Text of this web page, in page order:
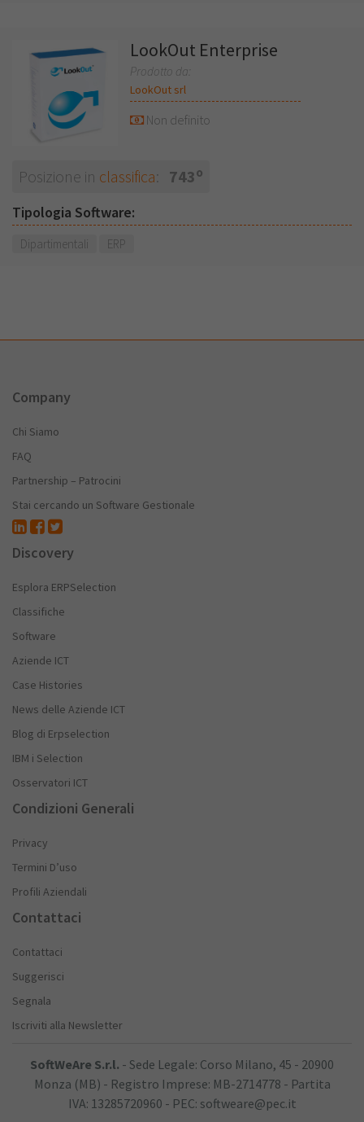
LookOut Enterprise
Prodotto da:
LookOut srl
Non definito
Posizione in classifica: 743o
Tipologia Software:
Dipartimentali ERP
Company
Chi Siamo
FAQ
Partnership – Patrocini
Stai cercando un Software Gestionale
Discovery
Esplora ERPSelection
Classifiche
Software
Aziende ICT
Case Histories
News delle Aziende ICT
Blog di Erpselection
IBM i Selection
Osservatori ICT
Condizioni Generali
Privacy
Termini D’uso
Profili Aziendali
Contattaci
Contattaci
Suggerisci
Segnala
Iscriviti alla Newsletter
SoftWeAre S.r.l. - Sede Legale: Corso Milano, 45 - 20900
Monza (MB) - Registro Imprese: MB-2714778 - Partita
IVA: 13285720960 - PEC: softweare@pec.it